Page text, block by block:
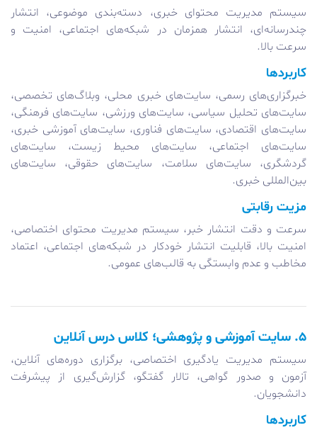
سیستم مدیریت محتوای خبری، دسته‌بندی موضوعی، انتشار
چندرسانه‌ای، انتشار همزمان در شبکه‌های اجتماعی، امنیت و
سرعت بالا.
کاربردها
خبرگزاری‌های رسمی، سایت‌های خبری محلی، وبلاگ‌های تخصصی،
سایت‌های تحلیل سیاسی، سایت‌های ورزشی، سایت‌های فرهنگی،
سایت‌های اقتصادی، سایت‌های فناوری، سایت‌های آموزشی خبری،
سایت‌های اجتماعی، سایت‌های محیط زیست، سایت‌های
گردشگری، سایت‌های سلامت، سایت‌های حقوقی، سایت‌های
بین‌المللی خبری.
مزیت رقابتی
سرعت و دقت انتشار خبر، سیستم مدیریت محتوای اختصاصی،
امنیت بالا، قابلیت انتشار خودکار در شبکه‌های اجتماعی، اعتماد
مخاطب و عدم وابستگی به قالب‌های عمومی.
۵. سایت آموزشی و پژوهشی؛ کلاس درس آنلاین
سیستم مدیریت یادگیری اختصاصی، برگزاری دوره‌های آنلاین،
آزمون و صدور گواهی، تالار گفتگو، گزارش‌گیری از پیشرفت
دانشجویان.
کاربردها